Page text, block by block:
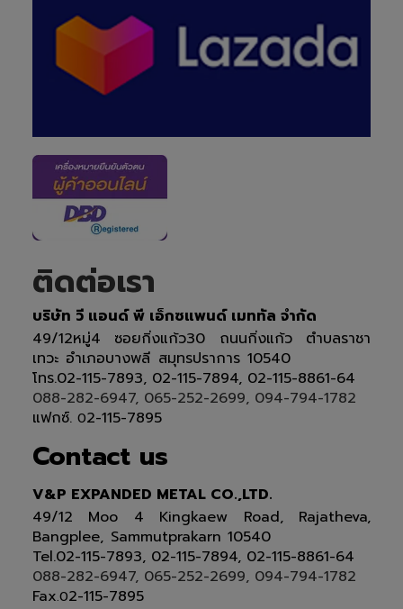
ติดต่อเรา
บริษัท วี แอนด์ พี เอ็กซแพนด์ เมททัล จำกัด
49/12หมู่4 ซอยกิ่งแก้ว30 ถนนกิ่งแก้ว ตำบลราชา
เทวะ อำเภอบางพลี สมุทรปราการ 10540
โทร.02-115-7893, 02-115-7894, 02-115-8861-64
088-282-6947, 065-252-2699, 094-794-1782
แฟกซ์. 02-115-7895
Contact us
V&P EXPANDED METAL CO.,LTD.
49/12 Moo 4 Kingkaew Road, Rajatheva,
Bangplee, Sammutprakarn 10540
Tel.02-115-7893, 02-115-7894, 02-115-8861-64
088-282-6947, 065-252-2699, 094-794-1782
Fax.02-115-7895